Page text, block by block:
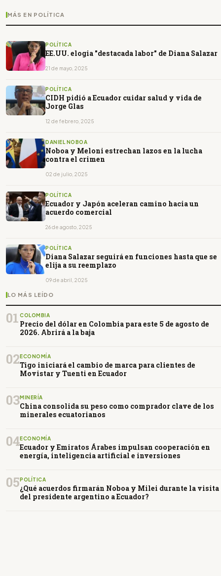
MÁS EN POLÍTICA
POLÍTICA
EE.UU. elogia "destacada labor" de Diana Salazar
21 de mayo, 2025
POLÍTICA
CIDH pidió a Ecuador cuidar salud y vida de
Jorge Glas
12 de febrero, 2025
DANIEL NOBOA
Noboa y Meloni estrechan lazos en la lucha
contra el crimen
02 de julio, 2025
POLÍTICA
Ecuador y Japón aceleran camino hacia un
acuerdo comercial
26 de agosto, 2025
POLÍTICA
Diana Salazar seguirá en funciones hasta que se
elija a su reemplazo
09 de abril, 2025
LO MÁS LEÍDO
01 COLOMBIA
Precio del dólar en Colombia para este 5 de agosto de
2026. Abrirá a la baja
02 ECONOMÍA
Tigo iniciará el cambio de marca para clientes de
Movistar y Tuenti en Ecuador
03MINERÍA
China consolida su peso como comprador clave de los
minerales ecuatorianos
04ECONOMÍA
Ecuador y Emiratos Árabes impulsan cooperación en
energía, inteligencia artificial e inversiones
05 POLÍTICA
¿Qué acuerdos firmarán Noboa y Milei durante la visita
del presidente argentino a Ecuador?